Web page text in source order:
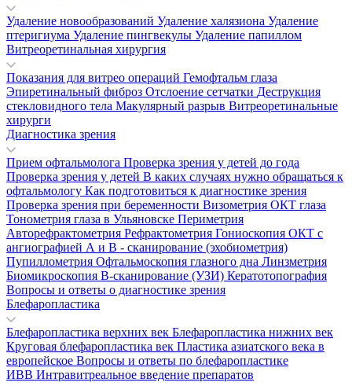
Удаление новообразований Удаление халязиона Удаление
птеригиума Удаление пингвекулы Удаление папиллом
Витреоретинальная хирургия
Показания для витрео операций Гемофтальм глаза
Эпиретинальный фиброз Отслоение сетчатки Деструкция
стекловидного тела Макулярный разрыв Витреоретинальные
хирурги
Диагностика зрения
Прием офтальмолога Проверка зрения у детей до года
Проверка зрения у детей В каких случаях нужно обращаться к
офтальмологу Как подготовиться к диагностике зрения
Проверка зрения при беременности Визометрия ОКТ глаза
Тонометрия глаза в Ульяновске Периметрия
Авторефрактометрия Рефрактометрия Гониоскопия ОКТ с
ангиографией А и В - сканирование (эхобиометрия)
Пупиллометрия Офтальмоскопия глазного дна Линзметрия
Биомикроскопия В-сканирование (УЗИ) Кератотопография
Вопросы и ответы о диагностике зрения
Блефаропластика
Блефаропластика верхних век Блефаропластика нижних век
Круговая блефаропластика век Пластика азиатского века в
европейское Вопросы и ответы по блефаропластике
ИВВ Интравитреальное введение препаратов